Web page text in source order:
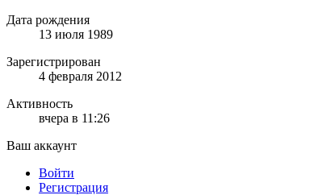
Дата рождения
13 июля 1989
Зарегистрирован
4 февраля 2012
Активность
вчера в 11:26
Ваш аккаунт
Войти
Регистрация